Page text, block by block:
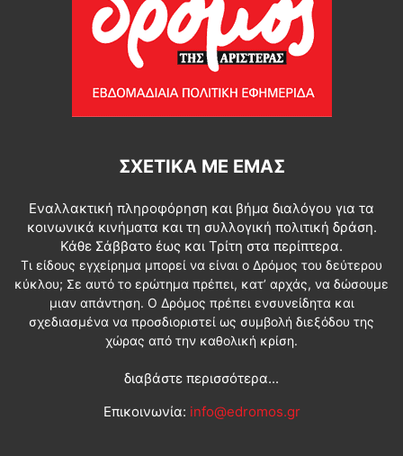
ΣΧΕΤΙΚΆ ΜΕ ΕΜΆΣ
Εναλλακτική πληροφόρηση και βήμα διαλόγου για τα
κοινωνικά κινήματα και τη συλλογική πολιτική δράση.
Κάθε Σάββατο έως και Τρίτη στα περίπτερα.
Τι είδους εγχείρημα μπορεί να είναι ο Δρόμος του δεύτερου
κύκλου; Σε αυτό το ερώτημα πρέπει, κατ’ αρχάς, να δώσουμε
μιαν απάντηση. Ο Δρόμος πρέπει ενσυνείδητα και
σχεδιασμένα να προσδιοριστεί ως συμβολή διεξόδου της
χώρας από την καθολική κρίση.
διαβάστε περισσότερα...
Επικοινωνία: info@edromos.gr